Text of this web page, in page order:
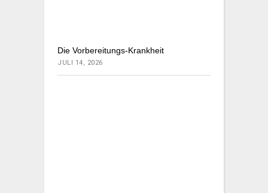
Die Vorbereitungs-Krankheit
JULI 14, 2026